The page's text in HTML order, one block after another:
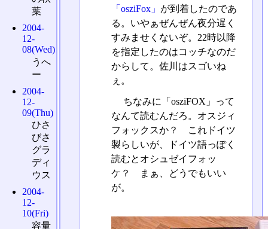
「osziFox」 が到着したのであ
る。いやぁぜんぜん夜分遅く
すみませくないぞ。22時以降
を指定したのはコッチなのだ
からして。佐川はスゴいね
ぇ。
ちなみに「osziFOX」って
なんて読むんだろ。オスジィ
フォックスか？ これドイツ
製らしいが、ドイツ語っぽく
読むとオシュゼイフォッ
ケ？ まぁ、どうでもいい
が。
葉
2004-
12-
08(Wed)
うへ
ー
2004-
12-
09(Thu)
ひさ
びさ
グラ
ディ
ウス
2004-
12-
10(Fri)
容量